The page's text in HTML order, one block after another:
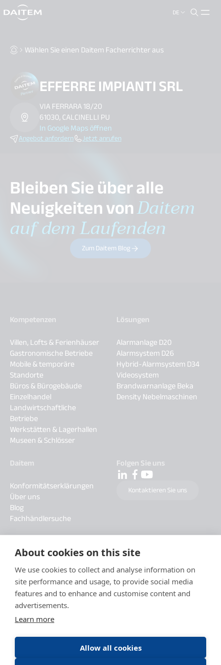
About cookies on this site
We use cookies to collect and analyse information on
site performance and usage, to provide social media
features and to enhance and customise content and
advertisements.
Learn more
Allow all cookies
DE
search.label
Wählen Sie einen Daitem Facherrichter aus
EFFERRE IMPIANTI SRL
VIA FERRARA 18/20
61030, CALCINELLI PU
In Google Maps öffnen
Angebot anfordern Jetzt anrufen
Bleiben Sie über alle
Neuigkeiten vonDaitem
auf dem Laufenden
Zum Daitem Blog
Kompetenzen
Villen, Lofts & Ferienhäuser
Gastronomische Betriebe
Mobile & temporäre
Standorte
Büros & Bürogebäude
Einzelhandel
Landwirtschaftliche
Betriebe
Werkstätten & Lagerhallen
Museen & Schlösser
Lösungen
Alarmanlage D20
Alarmsystem D26
Hybrid-Alarmsystem D34
Videosystem
Brandwarnanlage Beka
Density Nebelmaschinen
Daitem
Konformitätserklärungen
Über uns
Blog
Fachhändlersuche
Folgen Sie uns
Kontaktieren Sie uns